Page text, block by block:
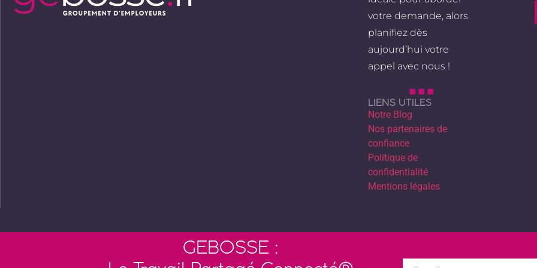
votre demande, alors
planifiez dès
aujourd’hui votre
appel avec nous !
LIENS UTILES
Notre Blog
Nos partenaires de
confiance
Politique de
confidentialité
Mentions légales
GEBOSSE :